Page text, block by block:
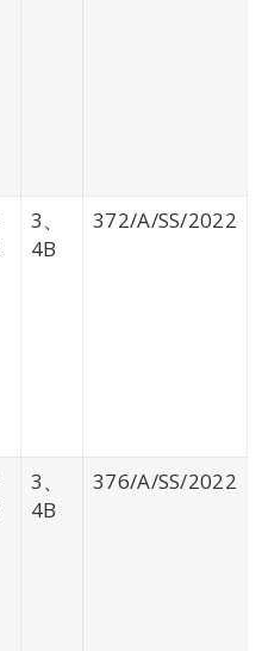
3、
4B
372/A/SS/2022
3、
4B
376/A/SS/2022